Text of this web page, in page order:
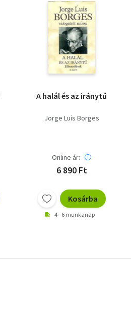
A halál és az iránytű
Jorge Luis Borges
Online ár:
6 890 Ft
Kosárba
4 - 6 munkanap